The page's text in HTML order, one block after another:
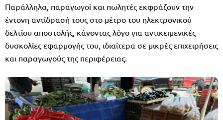
Παράλληλα, παραγωγοί και πωλητές εκφράζουν την
έντονη αντίδρασή τους στο μέτρο του ηλεκτρονικού
δελτίου αποστολής, κάνοντας λόγο για αντικειμενικές
δυσκολίες εφαρμογής του, ιδιαίτερα σε μικρές επιχειρήσεις
και παραγωγούς της περιφέρειας.